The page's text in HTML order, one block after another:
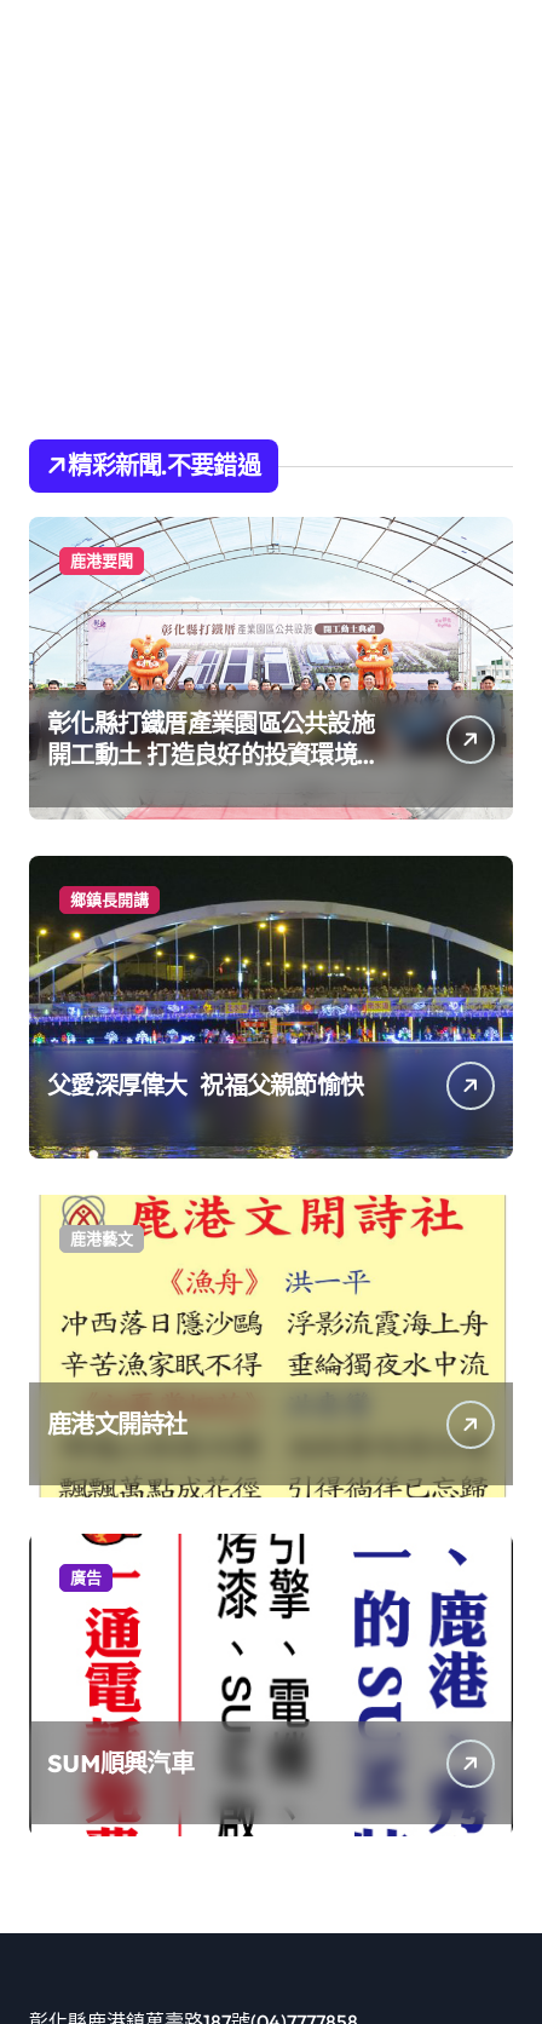
精彩新聞.不要錯過
鹿港要聞
彰化縣打鐵厝產業園區公共設施
開工動土 打造良好的投資環境讓
鄉鎮長開講
父愛深厚偉大 祝福父親節愉快
鹿港藝文
鹿港文開詩社
廣告
SUM順興汽車